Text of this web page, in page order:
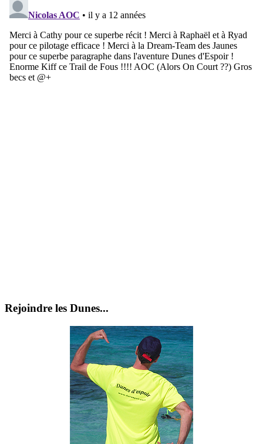
Rejoindre les Dunes...